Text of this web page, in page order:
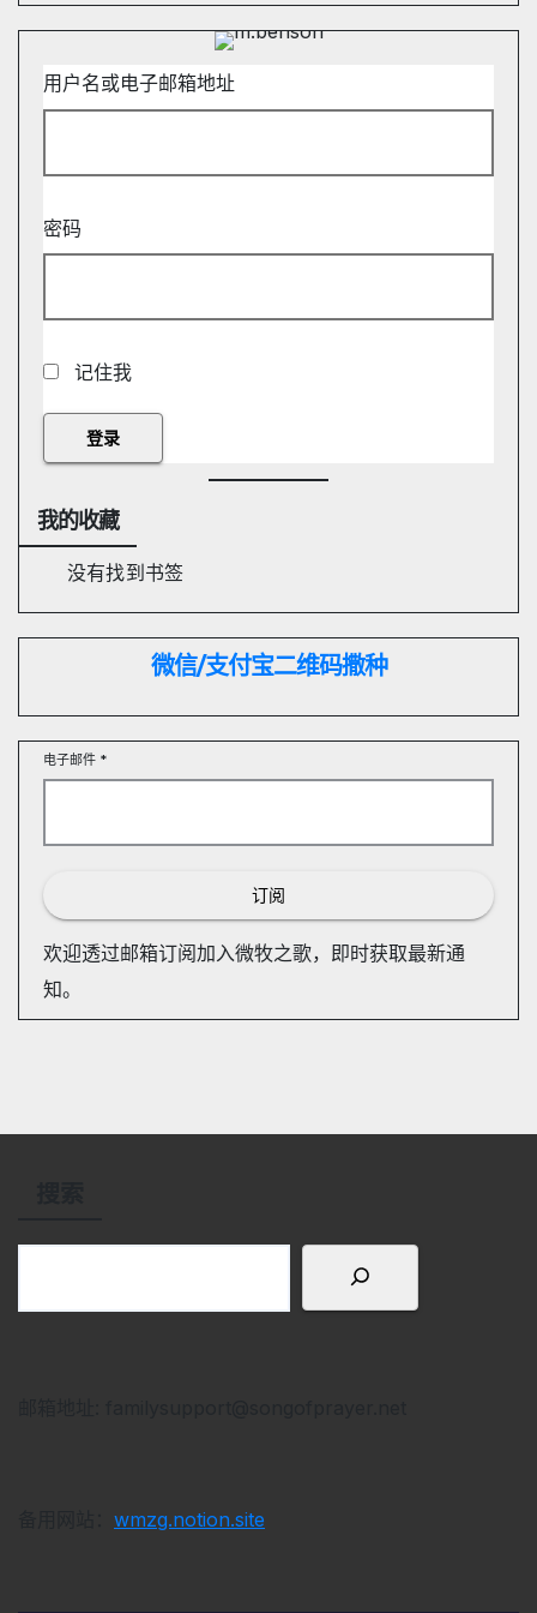
用户名或电子邮箱地址
密码
记住我
我的收藏
没有找到书签
微信/支付宝二维码撒种
电子邮件 *
订阅
欢迎透过邮箱订阅加入微牧之歌，即时获取最新通
知。
wmzg.notion.site